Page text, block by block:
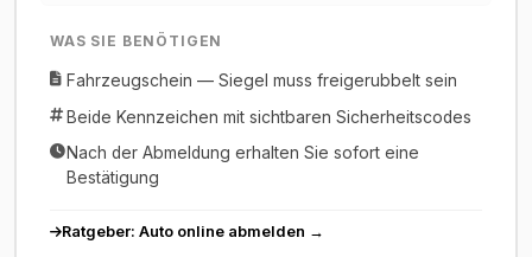
WAS SIE BENÖTIGEN
Fahrzeugschein — Siegel muss freigerubbelt sein
Beide Kennzeichen mit sichtbaren Sicherheitscodes
Nach der Abmeldung erhalten Sie sofort eine
Bestätigung
Ratgeber: Auto online abmelden →